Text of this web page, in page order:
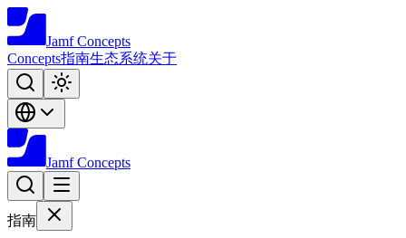
Jamf Concepts
Concepts指南生态系统关于
Jamf Concepts
指南